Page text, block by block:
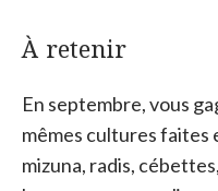
À retenir
En septembre, vous
mêmes cultures
mizuna, radis,